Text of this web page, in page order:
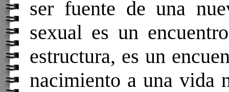
ser fuente de una
sexual es un
estructura, es un
nacimiento a una vida